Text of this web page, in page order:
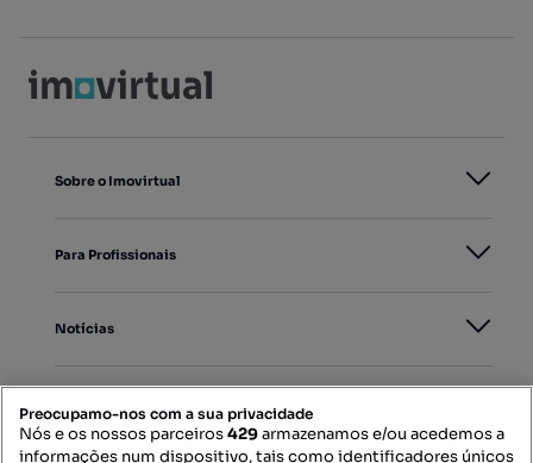
Sobre o Imovirtual
Para Profissionais
Notícias
Preocupamo-nos com a sua privacidade
Nós e os nossos parceiros429armazenamos e/ou acedemos a
informações num dispositivo, tais como identificadores únicos